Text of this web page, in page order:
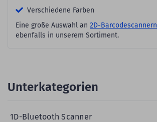
Verschiedene Farben
Eine große Auswahl an 2D-Barcodescannern
ebenfalls in unserem Sortiment.
Unterkategorien
1D-Bluetooth Scanner